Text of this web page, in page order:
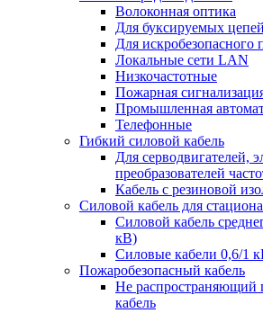
Волоконная оптика
Для буксируемых цепей
Для искробезопасного
Локальные сети LAN
Низкочастотные
Пожарная
Промышленная
Телефонные
Гибкий силовой кабель
Для серводвигателей,
преобразователей
Кабель с резиновой
Силовой кабель для
Силовой кабель
кВ)
Силовые кабели 0,6/1
Пожаробезопасный кабель
Не распространяющий
кабель